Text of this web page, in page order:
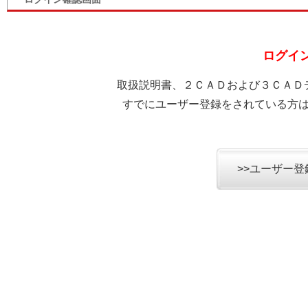
ログイ
取扱説明書、２ＣＡＤおよび３ＣＡ
すでにユーザー登録をされている方
>>ユーザー